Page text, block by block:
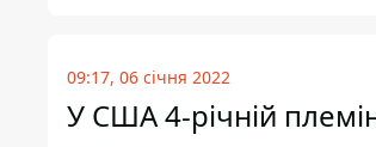
09:17, 06 січня 2022
У США 4-річній